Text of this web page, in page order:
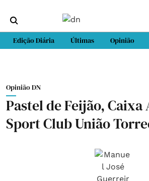
Edição Diária Últimas Opinião
Opinião DN
Pastel de Feijão,
Sport Club União